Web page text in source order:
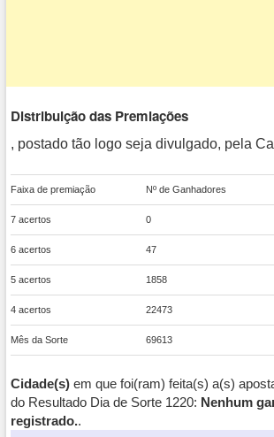
Distribuição das Premiações
, postado tão logo seja divulgado, pela
Faixa de premiação Nº de Ganhadores
7 acertos 0
6 acertos 47
5 acertos 1858
4 acertos 22473
Mês da Sorte 69613
Cidade(s) em que foi(ram) feita(s) a(s)
do Resultado Dia de Sorte 1220: Nenhum
registrado..